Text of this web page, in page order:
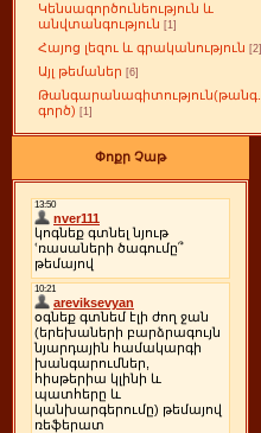
Կենսագործունեություն և
անվտանգություն [1]
Հայոց լեզու և գրականություն [2]
Այլ թեմաներ [6]
Թանգարանագիտություն(թանգ.
գործ) [1]
Փոքր Չաթ